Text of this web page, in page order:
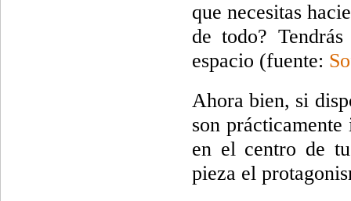
que necesitas
de todo?
espacio (fuente:
Ahora bien, si
son
en el centro de
pieza el